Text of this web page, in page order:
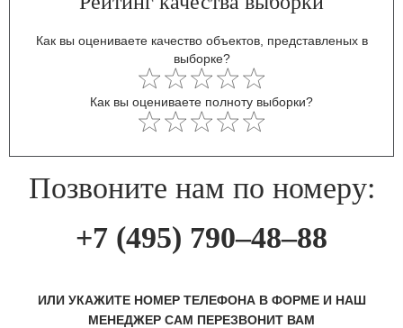
Как вы оцениваете качество объектов, представленых в
выборке?
Как вы оцениваете полноту выборки?
Позвоните нам по номеру:
+7 (495) 790–48–88
ИЛИ УКАЖИТЕ НОМЕР ТЕЛЕФОНА В ФОРМЕ И НАШ
МЕНЕДЖЕР САМ ПЕРЕЗВОНИТ ВАМ